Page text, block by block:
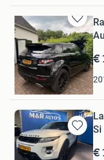
Bewaren
in
Mijn
Favorieten
€
Kenzo Alvares
Zoelen
Bewaren
in
Si
€